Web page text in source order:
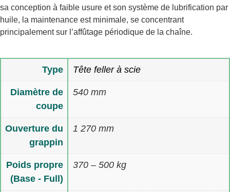
sa conception à faible usure et son système de lubrification par
huile, la maintenance est minimale, se concentrant
principalement sur l’affûtage périodique de la chaîne.
Type Tête feller à scie
Diamètre de
coupe
540 mm
Ouverture du
grappin
1 270 mm
Poids propre
(Base - Full)
370 – 500 kg